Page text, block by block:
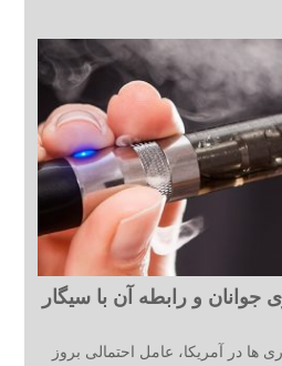
جوانان و رابطه آن با سیگار
ها در آمریکا، عامل احتمالی بروز